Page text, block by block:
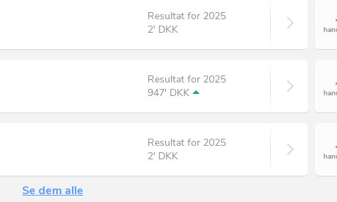
Resultat for 2025
2' DKK
Resultat for 2025
947' DKK
Resultat for 2025
2' DKK
Se dem alle